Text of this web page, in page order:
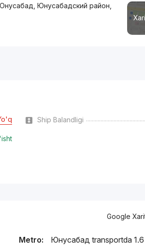
Юнусабадский район,
Ship Balandligi
Google
Metro: Юнусабад transportda